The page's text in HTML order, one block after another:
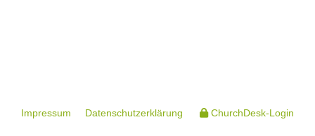
Impressum Datenschutzerklärung ChurchDesk-Login